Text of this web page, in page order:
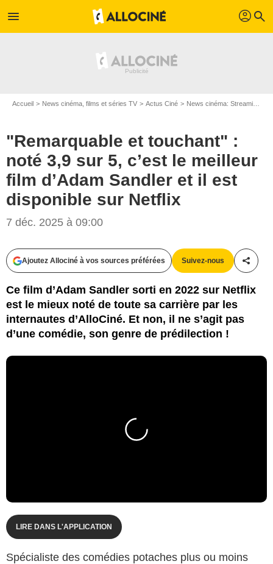
menu profil search
Accueil News cinéma, films et séries TV Actus Ciné News cinéma: Streaming
"Remarquable et touchant" :
noté 3,9 sur 5, c’est le meilleur
film d’Adam Sandler et il est
disponible sur Netflix
7 déc. 2025 à 09:00
Ajoutez Allociné à vos sources préférées Suivez-nous
Ce film d’Adam Sandler sorti en 2022 sur Netflix
est le mieux noté de toute sa carrière par les
internautes d’AlloCiné. Et non, il ne s’agit pas
d’une comédie, son genre de prédilection !
LIRE DANS L'APPLICATION
Spécialiste des comédies potaches plus ou moins